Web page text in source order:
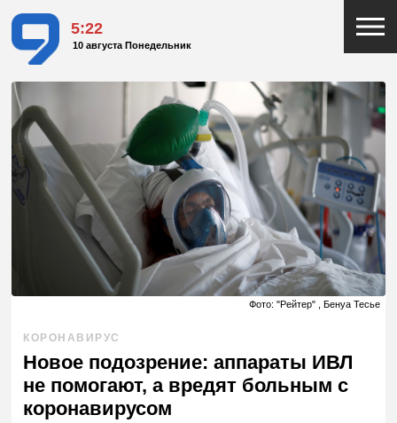
5:22
10 августа Понедельник
Фото: "Рейтер" , Бенуа Тесье
КОРОНАВИРУС
Новое подозрение: аппараты ИВЛ
не помогают, а вредят больным с
коронавирусом